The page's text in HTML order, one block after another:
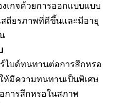
เกจด้วยการออกแบบแบบ
ถียรภาพที่ดีขึ้นและมีอายุ
ไบด์ทนทานต่อการสึกหรอ
ห้มีความทนทานเป็นพิเศษ
การสึกหรอในสภาพ